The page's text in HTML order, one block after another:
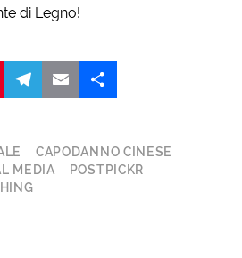
di Legno!
CAPODANNO CINESE
MEDIA
POSTPICKR